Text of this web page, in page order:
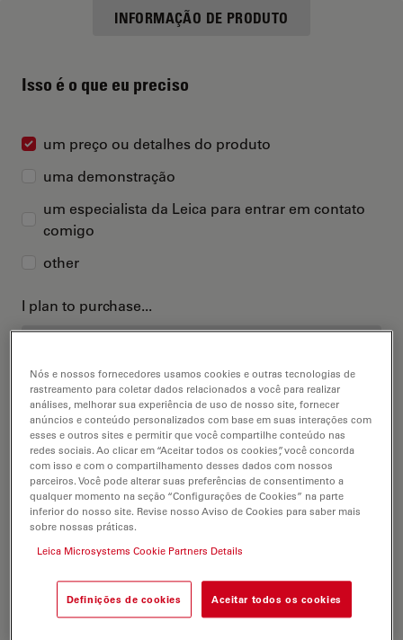
INFORMAÇÃO DE PRODUTO
Isso é o que eu preciso
um preço ou detalhes do produto
uma demonstração
um especialista da Leica para entrar em contato
comigo
other
I plan to purchase...
Este sou eu
Título acadêmico opcional
Nós e nossos fornecedores usamos cookies e outras tecnologias de
rastreamento para coletar dados relacionados a você para realizar
análises, melhorar sua experiência de uso de nosso site, fornecer
anúncios e conteúdo personalizados com base em suas interações com
esses e outros sites e permitir que você compartilhe conteúdo nas
redes sociais. Ao clicar em “Aceitar todos os cookies”, você concorda
com isso e com o compartilhamento desses dados com nossos
parceiros. Você pode alterar suas preferências de consentimento a
qualquer momento na seção “Configurações de Cookies” na parte
inferior do nosso site. Revise nosso Aviso de Cookies para saber mais
sobre nossas práticas.
Leica Microsystems Cookie Partners Details
Definições de cookies Aceitar todos os cookies